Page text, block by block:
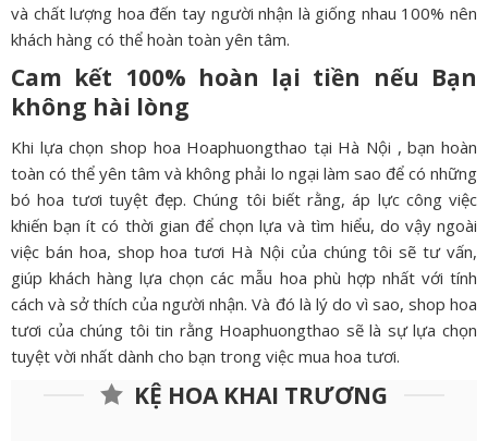
và chất lượng hoa đến tay người nhận là giống nhau 100% nên
khách hàng có thể hoàn toàn yên tâm.
Cam kết 100% hoàn lại tiền nếu Bạn
không hài lòng
Khi lựa chọn shop hoa Hoaphuongthao tại Hà Nội , bạn hoàn
toàn có thể yên tâm và không phải lo ngại làm sao để có những
bó hoa tươi tuyệt đẹp. Chúng tôi biết rằng, áp lực công việc
khiến bạn ít có thời gian để chọn lựa và tìm hiểu, do vậy ngoài
việc bán hoa, shop hoa tươi Hà Nội của chúng tôi sẽ tư vấn,
giúp khách hàng lựa chọn các mẫu hoa phù hợp nhất với tính
cách và sở thích của người nhận. Và đó là lý do vì sao, shop hoa
tươi của chúng tôi tin rằng Hoaphuongthao sẽ là sự lựa chọn
tuyệt vời nhất dành cho bạn trong việc mua hoa tươi.
KỆ HOA KHAI TRƯƠNG